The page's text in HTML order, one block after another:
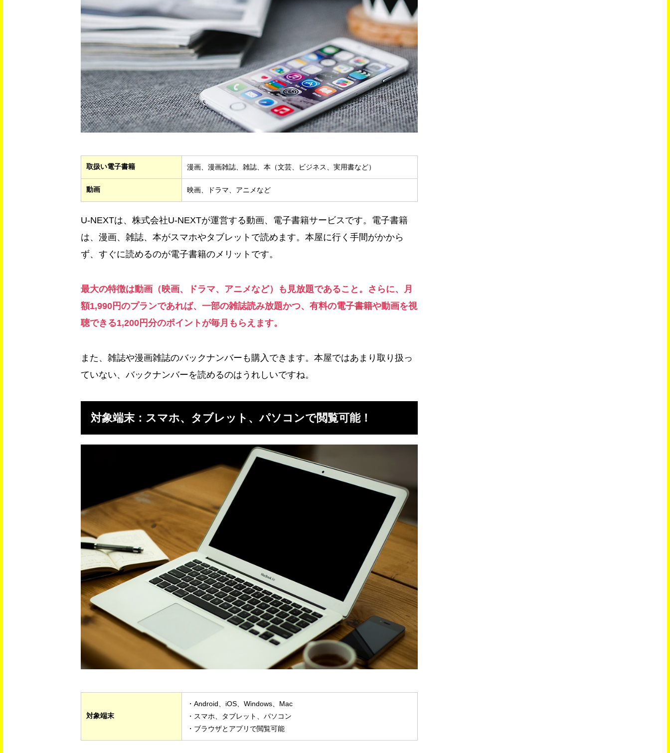
取扱い電子書籍 漫画、漫画雑誌、雑誌、本（文芸、ビジネス、実用書など）
動画 映画、ドラマ、アニメなど
U-NEXTは、株式会社U-NEXTが運営する動画、電子書籍サービスです。電子書籍
は、漫画、雑誌、本がスマホやタブレットで読めます。本屋に行く手間がかから
ず、すぐに読めるのが電子書籍のメリットです。
最大の特徴は動画（映画、ドラマ、アニメなど）も見放題であること。さらに、月
額1,990円のプランであれば、一部の雑誌読み放題かつ、有料の電子書籍や動画を視
聴できる1,200円分のポイントが毎月もらえます。
また、雑誌や漫画雑誌のバックナンバーも購入できます。本屋ではあまり取り扱っ
ていない、バックナンバーを読めるのはうれしいですね。
対象端末：スマホ、タブレット、パソコンで閲覧可能！
対象端末
・Android、iOS、Windows、Mac
・スマホ、タブレット、パソコン
・ブラウザとアプリで閲覧可能